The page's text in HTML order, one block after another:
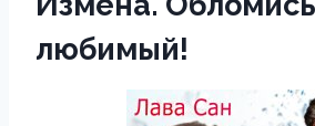
любимый!